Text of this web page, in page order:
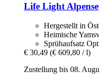
Life Light
Hergestellt in
Heimische
Sprühaufsatz
€ 30,49 (€ 609,80 / l)
Zustellung bis 08.